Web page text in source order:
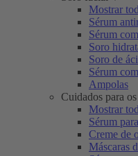
Mostrar
Sérum
Sérum
Soro
Soro de
Sérum
Ampolas
Cuidados para
Mostrar
Sérum
Creme de
Máscaras